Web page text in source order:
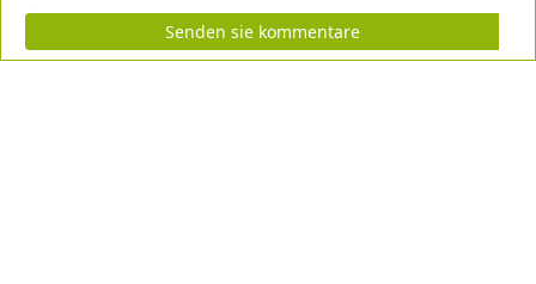
Senden sie kommentare